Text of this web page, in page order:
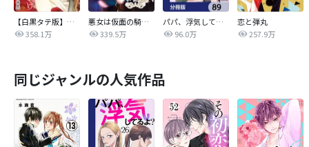
【白黒タテ版】孕むまで乱れいけ～身代わり花嫁と軍服の猛愛
358.1万
悪女は仮面の騎士に騙されない
339.5万
パパ、浮気してるよ？娘と二人でクズ夫を捨てます【分冊版】
96.0万
恋と弾丸
257.9万
同じジャンルの人気作品